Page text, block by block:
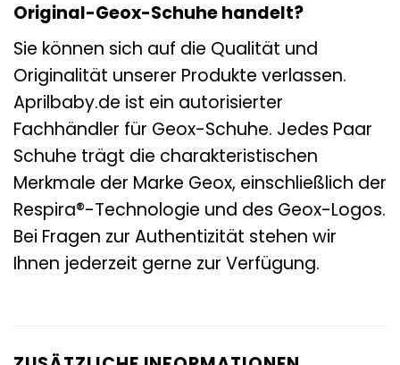
Original-Geox-Schuhe handelt?
Sie können sich auf die Qualität und
Originalität unserer Produkte verlassen.
Aprilbaby.de ist ein autorisierter
Fachhändler für Geox-Schuhe. Jedes Paar
Schuhe trägt die charakteristischen
Merkmale der Marke Geox, einschließlich der
Respira®-Technologie und des Geox-Logos.
Bei Fragen zur Authentizität stehen wir
Ihnen jederzeit gerne zur Verfügung.